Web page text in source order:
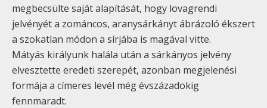
megbecsülte saját alapítását, hogy lovagrendi
jelvényét a zománcos, aranysárkányt ábrázoló ékszert
a szokatlan módon a sírjába is magával vitte.
Mátyás királyunk halála után a sárkányos jelvény
elvesztette eredeti szerepét, azonban megjelenési
formája a címeres levél még évszázadokig
fennmaradt.